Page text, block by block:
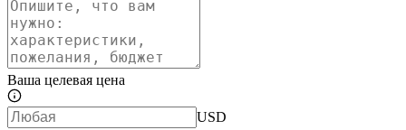
Ваша целевая цена
USD